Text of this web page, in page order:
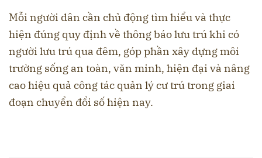
Mỗi người dân cần chủ động tìm hiểu và thực
hiện đúng quy định về thông báo lưu trú khi có
người lưu trú qua đêm, góp phần xây dựng môi
trường sống an toàn, văn minh, hiện đại và nâng
cao hiệu quả công tác quản lý cư trú trong giai
đoạn chuyển đổi số hiện nay.